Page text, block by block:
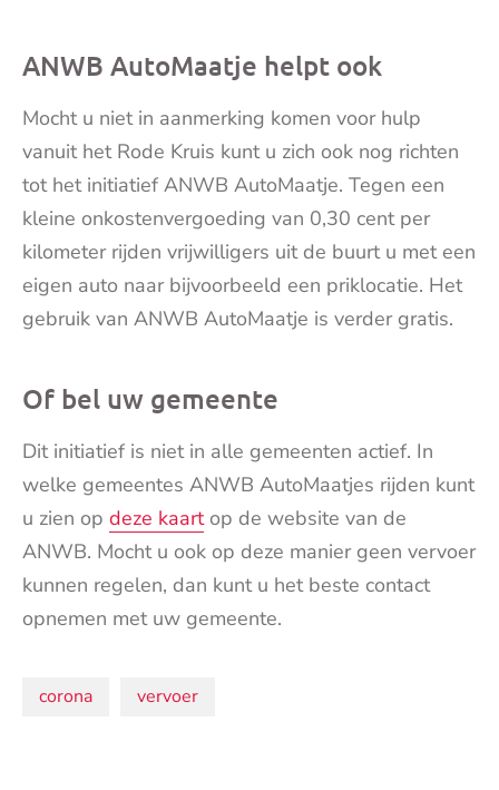
ANWB AutoMaatje helpt ook
Mocht u niet in aanmerking komen voor hulp
vanuit het Rode Kruis kunt u zich ook nog richten
tot het initiatief ANWB AutoMaatje. Tegen een
kleine onkostenvergoeding van 0,30 cent per
kilometer rijden vrijwilligers uit de buurt u met een
eigen auto naar bijvoorbeeld een priklocatie. Het
gebruik van ANWB AutoMaatje is verder gratis.
Of bel uw gemeente
Dit initiatief is niet in alle gemeenten actief. In
welke gemeentes ANWB AutoMaatjes rijden kunt
u zien op deze kaartop de website van de
ANWB. Mocht u ook op deze manier geen vervoer
kunnen regelen, dan kunt u het beste contact
opnemen met uw gemeente.
Onderwerpen:
corona vervoer